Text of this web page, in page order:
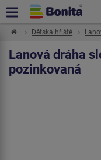
Dětská hřiště
Lanová dráha
pozinkovaná